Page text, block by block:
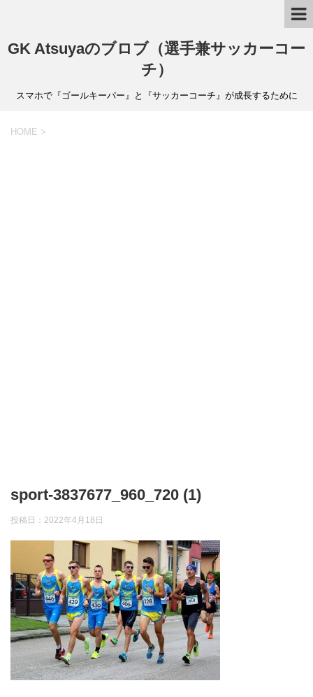
GK Atsuyaのブロブ（選手兼サッカーコー
チ）
スマホで『ゴールキーパー』と『サッカーコーチ』が成長するために
HOME >
sport-3837677_960_720 (1)
投稿日： 2022年4月18日